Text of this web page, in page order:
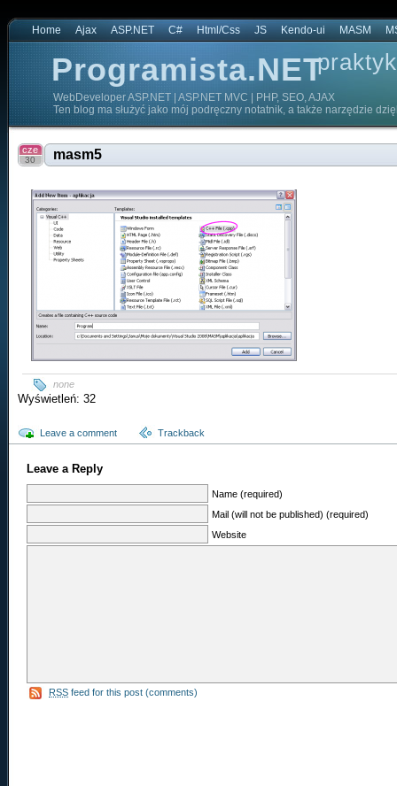
Home Ajax ASP.NET C# Html/Css JS Kendo-ui MASM
Programista.NETpraktyk
WebDeveloper ASP.NET | ASP.NET MVC | PHP, SEO, AJAX
Ten blog ma służyć jako mój podręczny notatnik, a także narzędzie
masm5
cze
30
none
Wyświetleń: 32
Leave a comment Trackback
Leave a Reply
Name (required)
Mail (will not be published) (required)
Website
RSS feed for this post (comments)